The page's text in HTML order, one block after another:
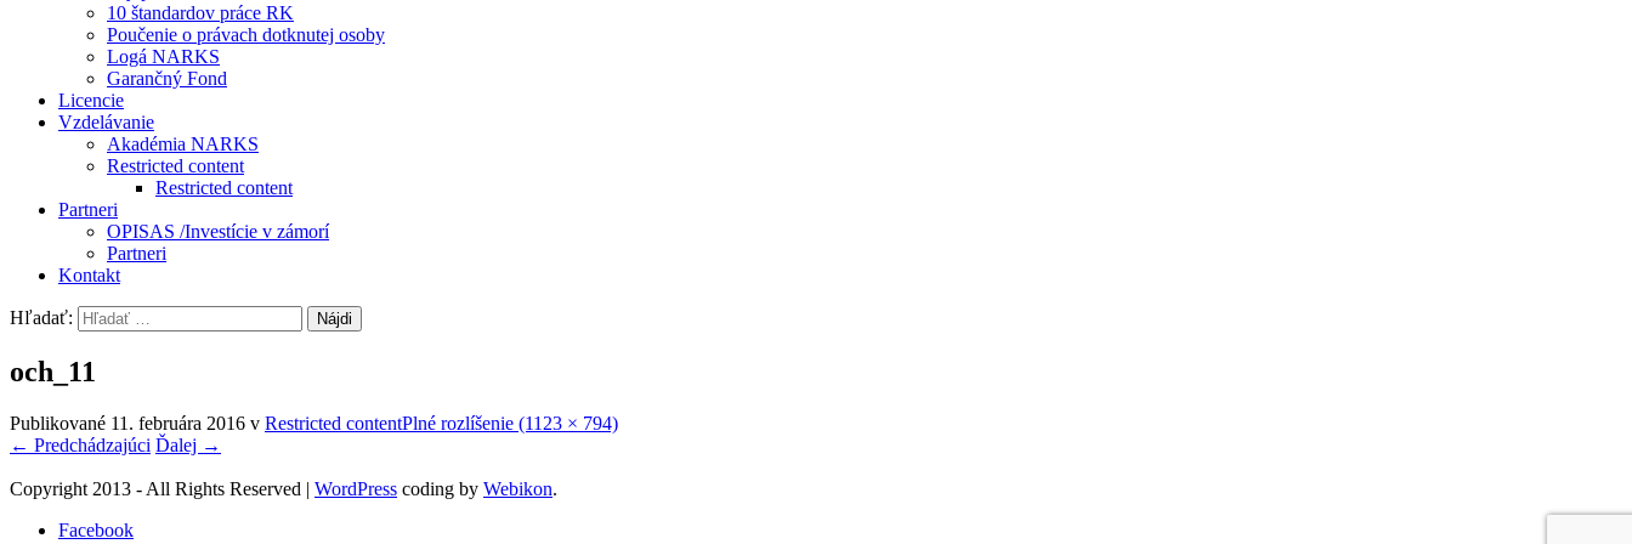
10 štandardov práce RK
Poučenie o právach dotknutej osoby
Logá NARKS
Garančný Fond
Licencie
Vzdelávanie
Akadémia NARKS
Restricted content
Restricted content
Partneri
OPISAS /Investície v zámorí
Partneri
Kontakt
Hľadať:
och_11
Publikované 11. februára 2016 v Restricted contentPlné rozlíšenie (1123 × 794)
← Predchádzajúci Ďalej →
Copyright 2013 - All Rights Reserved | WordPress coding by Webikon.
Facebook